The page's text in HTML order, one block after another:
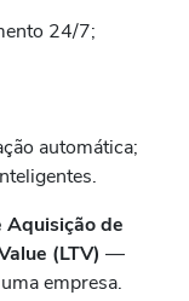
24/7;
automática;
Aquisição de
(LTV) —
empresa.